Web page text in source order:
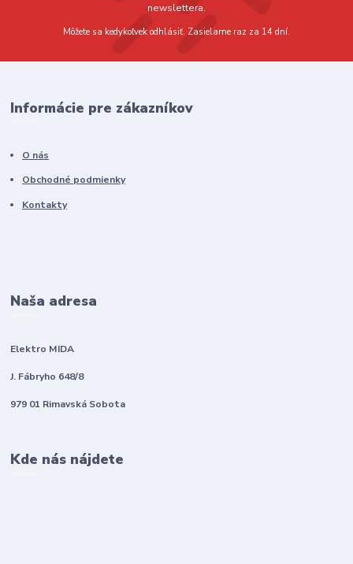
newslettera.
Môžete sa kedykoľvek odhlásiť. Zasielame raz za 14 dní.
Informácie pre zákazníkov
O nás
Obchodné podmienky
Kontakty
Naša adresa
Elektro MIDA
J. Fábryho 648/8
979 01 Rimavská Sobota
Kde nás nájdete